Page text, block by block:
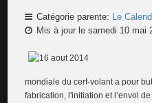
Catégorie parente:
Le
Mis à jour le samedi 10 mai
mondiale du cerf-volant a pour
fabrication, l'initiation et l’envol